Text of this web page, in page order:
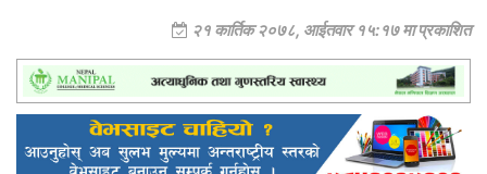
२१ कार्तिक २०७८, आईतवार १५:१७ मा प्रकाशित